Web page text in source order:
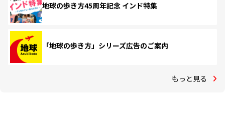
地球の歩き方45周年記念 インド特集
「地球の歩き方」シリーズ広告のご案内
もっと見る